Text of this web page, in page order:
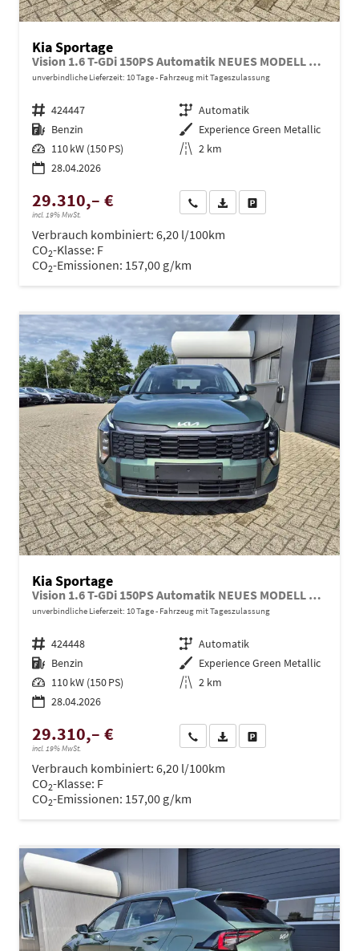
Kia Sportage
Vision 1.6 T-GDi 150PS Automatik NEUES MODELL MY26 FACELIFT Sitzheizung Lenkradheizung Klimaautomatik Navi Bluetooth Touchscreen Apple CarPlay Android Auto PDC v+h 17"LM Rückf.Kamera ACC 2x Keyless
unverbindliche Lieferzeit: 10 Tage Fahrzeug mit Tageszulassung
Fahrzeugnr. 424447 Getriebe Automatik
Kraftstoff Benzin Außenfarbe Experience Green Metallic
Leistung 110 kW (150 PS) Kilometerstand 2 km
28.04.2026
29.310,– €
incl. 19% MwSt.
Wir rufen Sie anPDF-Datei, Fahrzeugexposé
Verbrauch kombiniert: 6,20 l/100km
CO2-Klasse: F
CO2-Emissionen: 157,00 g/km
Kia Sportage
Vision 1.6 T-GDi 150PS Automatik NEUES MODELL MY26 FACELIFT Sitzheizung Lenkradheizung Klimaautomatik Navi Bluetooth Touchscreen Apple CarPlay Android Auto PDC v+h 17"LM Rückf.Kamera ACC 2x Keyless
unverbindliche Lieferzeit: 10 Tage Fahrzeug mit Tageszulassung
Fahrzeugnr. 424448 Getriebe Automatik
Kraftstoff Benzin Außenfarbe Experience Green Metallic
Leistung 110 kW (150 PS) Kilometerstand 2 km
28.04.2026
29.310,– €
incl. 19% MwSt.
Wir rufen Sie anPDF-Datei, Fahrzeugexposé
Verbrauch kombiniert: 6,20 l/100km
CO2-Klasse: F
CO2-Emissionen: 157,00 g/km